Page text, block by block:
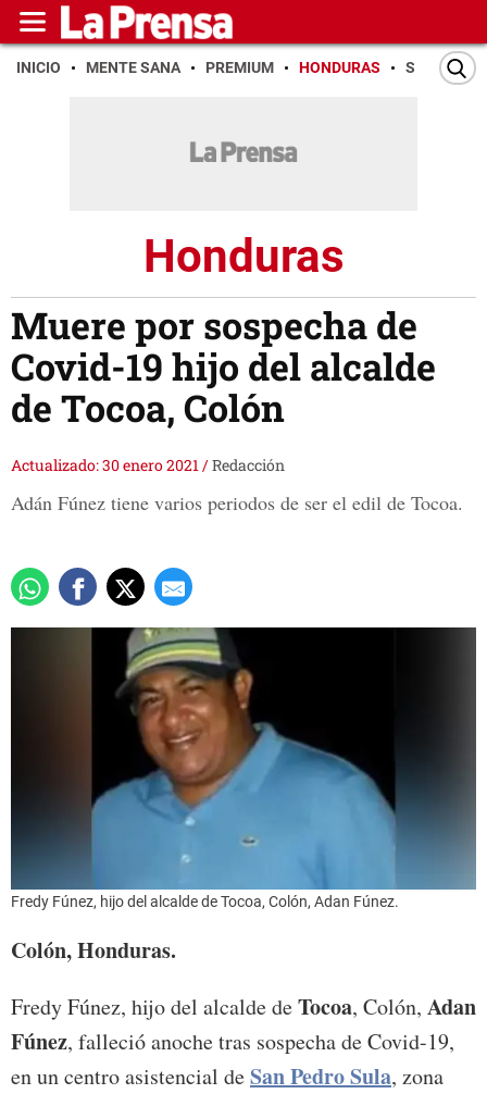
INICIO MENTE SANA PREMIUM HONDURAS SAN PEDRO
Honduras
Muere por sospecha de
Covid-19 hijo del alcalde
de Tocoa, Colón
Actualizado: 30 enero 2021/Redacción
Adán Fúnez tiene varios periodos de ser el edil de Tocoa.
Fredy Fúnez, hijo del alcalde de Tocoa, Colón, Adan Fúnez.
Colón, Honduras.
Fredy Fúnez, hijo del alcalde deTocoa, Colón, Adan
Fúnez, falleció anoche tras sospecha de Covid-19,
en un centro asistencial deSan Pedro Sula, zona